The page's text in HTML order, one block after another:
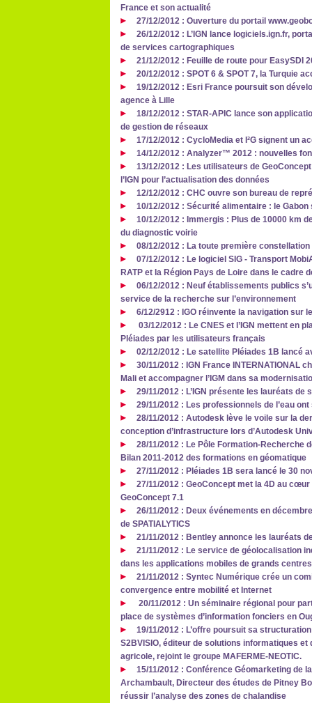
France et son actualité
27/12/2012 : Ouverture du portail
26/12/2012 : L’IGN lance logiciels.ign.fr,
de services cartographiques
21/12/2012 : Feuille de route pour EasySDI
20/12/2012 : SPOT 6 & SPOT 7, la Turquie
19/12/2012 : Esri France poursuit son
agence à Lille
18/12/2012 : STAR-APIC lance son
de gestion de réseaux
17/12/2012 : CycloMedia et I²G signent un
14/12/2012 : Analyzer™ 2012 : nouvelles
13/12/2012 : Les utilisateurs de
l’IGN pour l’actualisation des données
12/12/2012 : CHC ouvre son bureau de
10/12/2012 : Sécurité alimentaire : le Gabon
10/12/2012 : Immergis : Plus de 10000 km
du diagnostic voirie
08/12/2012 : La toute première
07/12/2012 : Le logiciel SIG - Transport
RATP et la Région Pays de Loire dans le
06/12/2012 : Neuf établissements publics
service de la recherche sur l’environnement
6/12/2912 : IGO réinvente la navigation sur
03/12/2012 : Le CNES et l’IGN mettent en
Pléiades par les utilisateurs français
02/12/2012 : Le satellite Pléiades 1B lancé
30/11/2012 : IGN France INTERNATIONAL
Mali et accompagner l’IGM dans sa
29/11/2012 : L’IGN présente les lauréats de
29/11/2012 : Les professionnels de l’eau ont
28/11/2012 : Autodesk lève le voile sur la
conception d’infrastructure lors d’Autodesk
28/11/2012 : Le Pôle Formation-Recherche
Bilan 2011-2012 des formations en géomatique
27/11/2012 : Pléiades 1B sera lancé le 30
27/11/2012 : GeoConcept met la 4D au
GeoConcept 7.1
26/11/2012 : Deux événements en
de SPATIALYTICS
21/11/2012 : Bentley annonce les lauréats
21/11/2012 : Le service de géolocalisation
dans les applications mobiles de grands
21/11/2012 : Syntec Numérique crée un
convergence entre mobilité et Internet
20/11/2012 : Un séminaire régional pour
place de systèmes d’information fonciers en
19/11/2012 : L’offre poursuit sa
S2BVISIO, éditeur de solutions informatiques et
agricole, rejoint le groupe MAFERME-NEOTIC.
15/11/2012 : Conférence Géomarketing de
Archambault, Directeur des études de Pitney
réussir l’analyse des zones de chalandise